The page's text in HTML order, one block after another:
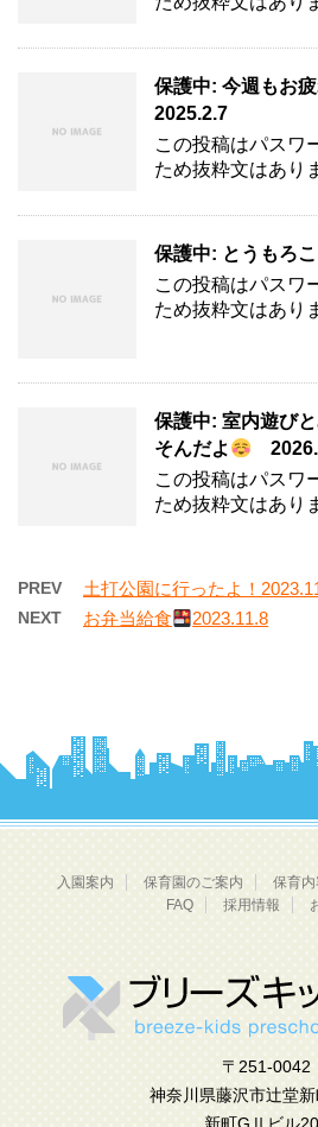
保護中: 今週もお
2025.2.7
この投稿はパスワ
ため抜粋文はあり
保護中: とうもろ
この投稿はパスワ
ため抜粋文はあり
保護中: 室内遊び
そんだよ
この投稿はパスワ
ため抜粋文はあり
PREV 土打公園に行ったよ！
NEXT お弁当給食 2023.11.8
入園案内 保育園のご案内 保育
FAQ
採用情報
〒251-0042
神奈川県藤沢市辻堂